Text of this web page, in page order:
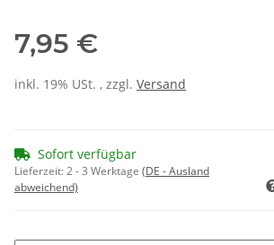
7,95 €
inkl. 19% USt. , zzgl. Versand
Sofort verfügbar
Lieferzeit:2 - 3 Werktage (DE - Ausland
abweichend)